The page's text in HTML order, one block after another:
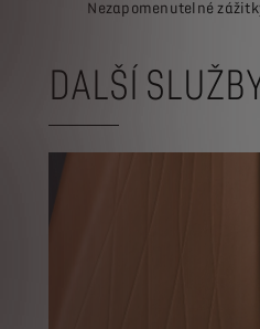
Nezapomenutelné
DALŠÍ